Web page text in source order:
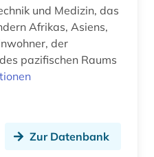
(1)
(1)
naturwissenschaften (31)
und Medizin, das
Afrikas, Asiens,
der
pazifischen Raums
Zur Datenbank